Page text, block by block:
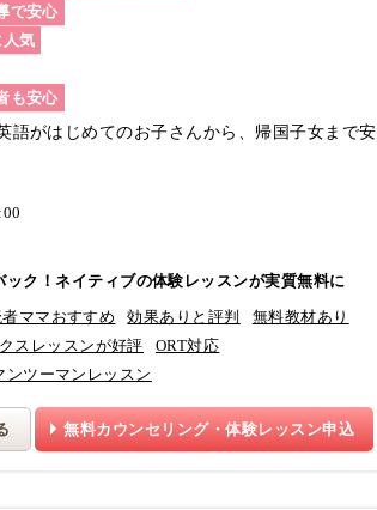
で安心
気
も安心
語がはじめてのお子さんから、帰国子女まで安
ク！ネイティブの体験レッスンが実質無料に
ママおすすめ 効果ありと評判
無料教材あり
スレッスンが好評
ORT対応
ンツーマンレッスン
無料カウンセリング・体験レッスン申込